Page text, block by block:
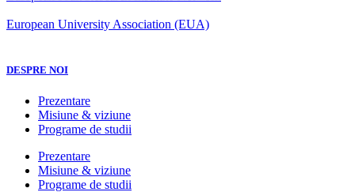
European University Association (EUA)
DESPRE NOI
Prezentare
Misiune & viziune
Programe de studii
Prezentare
Misiune & viziune
Programe de studii